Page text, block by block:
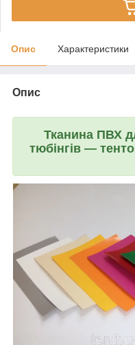
Опис Характеристики
Опис
Тканина ПВХ
тюбінгів —